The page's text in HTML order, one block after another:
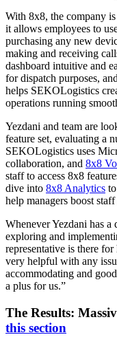
With 8x8, the company
it allows employees to
purchasing any new
making and receiving
dashboard intuitive and
for dispatch purposes, and
helps SEKOLogistics
operations running
Yezdani and team are
feature set, evaluating a
SEKOLogistics uses
collaboration, and 8x8
staff to access 8x8
dive into 8x8 Analytics
help managers boost
Whenever Yezdani has
exploring and
representative is there
very helpful with any
accommodating and
a plus for us.”
The Results:
this section